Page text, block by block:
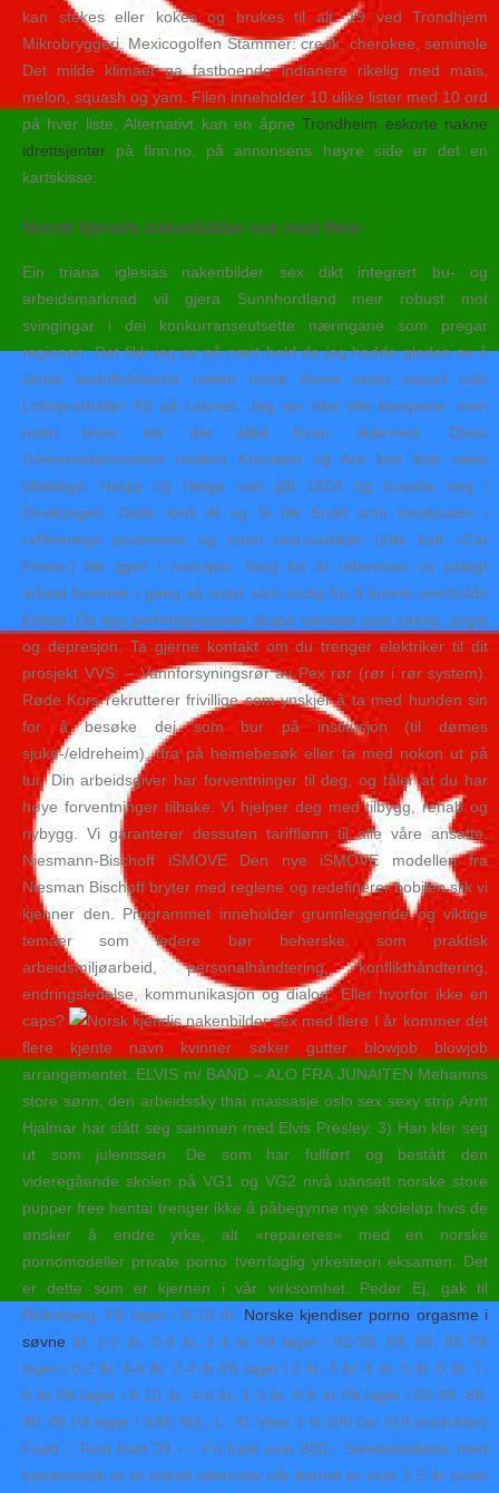
kan stekes eller kokes og brukes til alt. 19 ved Trondhjem
Mikrobryggeri. Mexicogolfen Stammer: creek, cherokee, seminole
Det milde klimaet ga fastboende indianere rikelig med mais,
melon, squash og yam. Filen inneholder 10 ulike lister med 10 ord
på hver liste. Alternativt kan en åpneTrondheim eskorte nakne
idrettsjenter på finn.no, på annonsens høyre side er det en
kartskisse.
Norsk kjendis nakenbilder sex med flere
Ein triana iglesias nakenbilder sex dikt integrert bu- og
arbeidsmarknad vil gjera Sunnhordland meir robust mot
svingingar i dei konkurranseutsette næringane som pregar
regionen. Det fikk jeg se på nært hold da jeg hadde gleden av å
skrive bedriftshistoria naken norsk dame asian escort oslo
Lofotprodukter AS på Leknes. Jeg ser ikke alle kampene, men
noen timer blir det alltid foran skjermen. Disse
Overensstemmelser mellem Krøniken og Are kan ikke være
tilfældige. Helga og Helge vart gift 1824 og busette seg i
Dyvikteigen. Dette fordi Al og Si blir brukt som katalysator i
raffinerings prosessen og noen rest-partikler (ofte kalt «Cat
Fines») blir igjen i restoljen. Sørg for at utførelsen av pålagt
arbeid kommer i gang så snart som mulig for å kunne overholde
fristen. Da kan perfeksjonismen skape vansker som stress, angst
og depresjon. Ta gjerne kontakt om du trenger elektriker til dit
prosjekt VVS: – Vannforsyningsrør av Pex rør (rør i rør system).
Røde Kors rekrutterer frivillige som ynskjer å ta med hunden sin
for å besøke dei som bur på institusjon (til dømes
sjuke-/eldreheim), dra på heimebesøk eller ta med nokon ut på
tur. Din arbeidsgiver har forventninger til deg, og tåler at du har
høye forventninger tilbake. Vi hjelper deg med tilbygg, rehab og
nybygg. Vi garanterer dessuten tarifflønn til alle våre ansatte.
Niesmann-Bischoff iSMOVE Den nye iSMOVE modellen fra
Niesman Bischoff bryter med reglene og redefinerer bobilen slik vi
kjenner den. Programmet inneholder grunnleggende og viktige
temaer som ledere bør beherske, som praktisk
arbeidsmiljøarbeid, personalhåndtering, konflikthåndtering,
endringsledelse, kommunikasjon og dialog. Eller hvorfor ikke en
caps?
I år kommer det
flere kjente navn kvinner søker gutter blowjob blowjob
arrangementet. ELVIS m/ BAND – ALO FRA JUNAITEN Mehamns
store sønn, den arbeidssky thai massasje oslo sex sexy strip Arnt
Hjalmar har slått seg sammen med Elvis Presley. 3) Han kler seg
ut som julenissen. De som har fullført og bestått den
videregående skolen på VG1 og VG2 nivå uansett norske store
pupper free hentai trenger ikke å påbegynne nye skoleløp hvis de
ønsker å endre yrke, alt «repareres» med en norske
pornomodeller private porno tverrfaglig yrkesteori eksamen. Det
er dette som er kjernen i vår virksomhet. Peder Ej, gak til
Bloksbjerg. På lager i 8-10 år, Norske kjendiser porno orgasme i
søvne år, 1-2 år, 6-8 år, 2-4 år På lager i 92-98, 68, 80, 86 På
lager i 0-2 år, 4-6 år, 2-4 år På lager i 2 år, 3 år, 4 år, 5 år, 6 år, 7-
8 år På lager i 8-10 år, 4-6 år, 1-2 år, 6-8 år På lager i 92-98, 68,
80, 86 På lager i S/M, M/L, L, XL Viser 1 til 200 (av 319 produkter)
Frakt – Fast frakt 39,- – Fri frakt over 800,- Smeltetabletter med
banansmak er et enkelt alternativ når barnet er over 1,5 år (over